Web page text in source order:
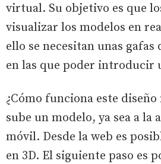
virtual. Su objetivo es que
visualizar los modelos en
ello se necesitan unas
en las que poder introducir
¿Cómo funciona este diseño
sube un modelo, ya sea a la
móvil. Desde la web es
en 3D. El siguiente paso es